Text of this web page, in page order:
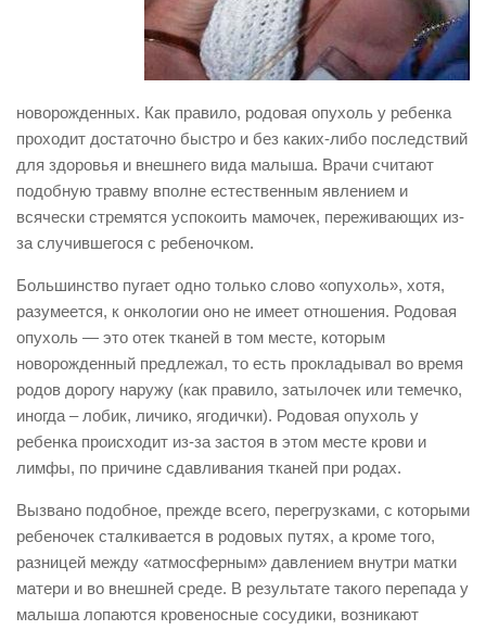
новорожденных. Как правило, родовая опухоль у ребенка
проходит достаточно быстро и без каких-либо последствий
для здоровья и внешнего вида малыша. Врачи считают
подобную травму вполне естественным явлением и
всячески стремятся успокоить мамочек, переживающих из-
за случившегося с ребеночком.
Большинство пугает одно только слово «опухоль», хотя,
разумеется, к онкологии оно не имеет отношения. Родовая
опухоль — это отек тканей в том месте, которым
новорожденный предлежал, то есть прокладывал во время
родов дорогу наружу (как правило, затылочек или темечко,
иногда – лобик, личико, ягодички). Родовая опухоль у
ребенка происходит из-за застоя в этом месте крови и
лимфы, по причине сдавливания тканей при родах.
Вызвано подобное, прежде всего, перегрузками, с которыми
ребеночек сталкивается в родовых путях, а кроме того,
разницей между «атмосферным» давлением внутри матки
матери и во внешней среде. В результате такого перепада у
малыша лопаются кровеносные сосудики, возникают